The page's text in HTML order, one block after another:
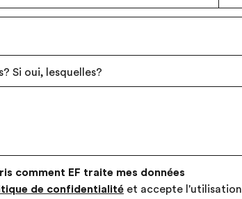
Si oui, lesquelles?
comment EF traite mes données
de confidentialité et accepte l'utilisation